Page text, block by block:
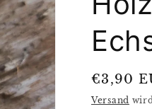
Preis
€3,90
Versand